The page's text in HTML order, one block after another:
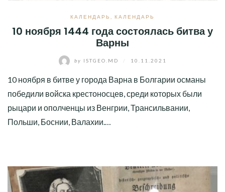
КАЛЕНДАРЬ , КАЛЕНДАРЬ
10 ноября 1444 года состоялась битва у
Варны
by ISTGEO.MD 10.11.2021
10 ноября в битве у города Варна в Болгарии османы
победили войска крестоносцев, среди которых были
рыцари и ополченцы из Венгрии, Трансильвании,
Польши, Боснии, Валахии.…